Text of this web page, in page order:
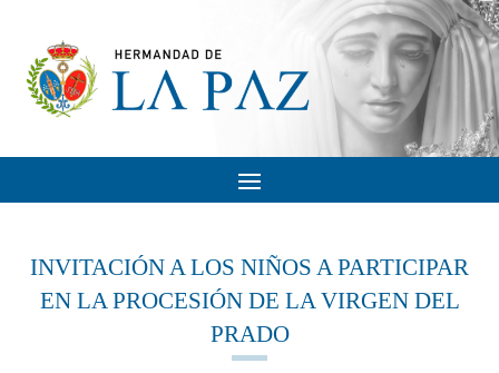
INVITACIÓN A LOS NIÑOS A PARTICIPAR
EN LA PROCESIÓN DE LA VIRGEN DEL
PRADO